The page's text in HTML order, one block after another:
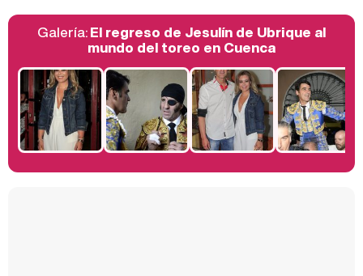
Manu Baqueiro: "Tuve como referente a Bruce Willis en 'Luz de Luna' para mi trabajo en la serie 'Perdiendo el juicio'"
Galería:El regreso de Jesulín de Ubrique al
mundo del toreo en Cuenca